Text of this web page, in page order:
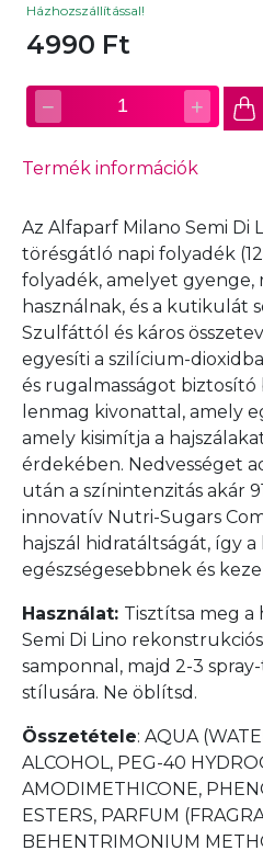
Házhozszállítással!
4990 Ft
− 1 +
Termék információk
Az Alfaparf Milano Semi Di
törésgátló napi folyadék
folyadék, amelyet gyenge,
használnak, és a kutikulát
Szulfáttól és káros
egyesíti a szilícium-
és rugalmasságot
lenmag kivonattal, amely
amely kisimítja a
érdekében. Nedvességet
után a színintenzitás akár
innovatív Nutri-Sugars
hajszál hidratáltságát, így
egészségesebbnek és
Használat: Tisztítsa meg a
Semi Di Lino
samponnal, majd 2-3
stílusára. Ne öblítsd.
Összetétele: AQUA
ALCOHOL, PEG-40
AMODIMETHICONE,
ESTERS, PARFUM
BEHENTRIMONIUM